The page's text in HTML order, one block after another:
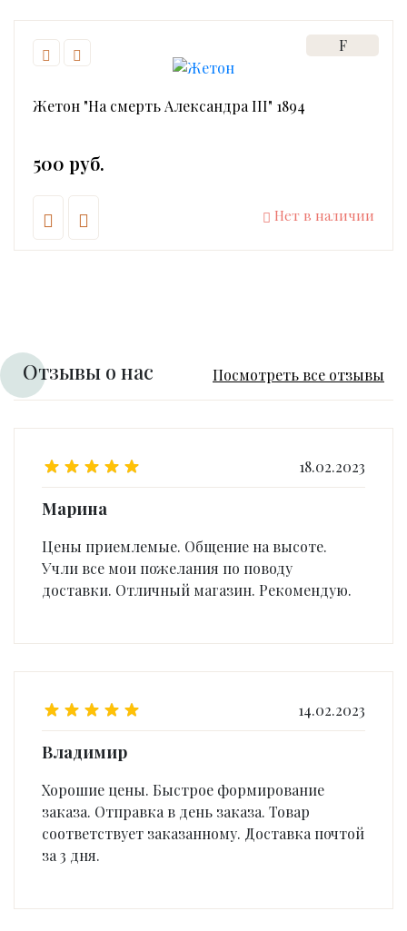
F
Жетон "На смерть Александра III" 1894
500 руб.
Нет в наличии
Отзывы о нас Посмотреть все отзывы
18.02.2023
Марина
Цены приемлемые. Общение на высоте.
Учли все мои пожелания по поводу
доставки. Отличный магазин. Рекомендую.
14.02.2023
Владимир
Хорошие цены. Быстрое формирование
заказа. Отправка в день заказа. Товар
соответствует заказанному. Доставка почтой
за 3 дня.